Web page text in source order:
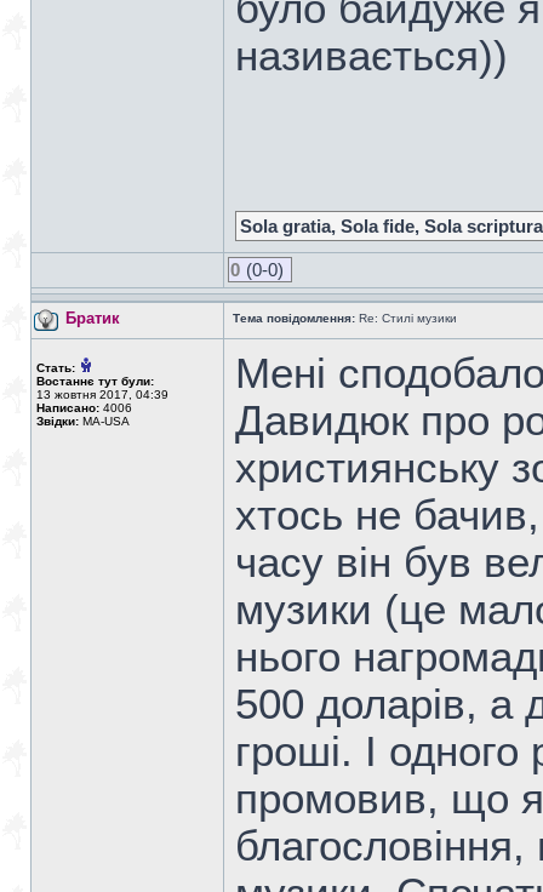
називається))
Sola gratia, Sola fide, Sola scriptura
0 (0-0)
Братик Тема повідомлення: Re: Стилі музики
Стать:
Востаннє тут були:
13 жовтня 2017, 04:39
Написано: 4006
Звідки: MA-USA
Мені
Давидюк про
християнську
хтось не
часу він був
музики (це
нього
500 доларів, а
гроші. І
промовив, що
благословіння,